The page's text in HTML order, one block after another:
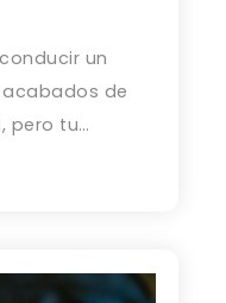
un
de
pero tu…